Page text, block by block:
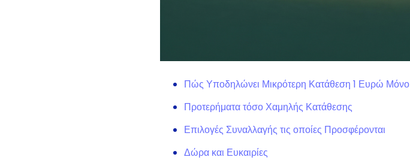
Πώς Υποδηλώνει Μικρότερη Κατάθεση 1 Ευρώ Μόνο
Προτερήματα τόσο Χαμηλής Κατάθεσης
Επιλογές Συναλλαγής τις οποίες Προσφέρονται
Δώρα και Ευκαιρίες